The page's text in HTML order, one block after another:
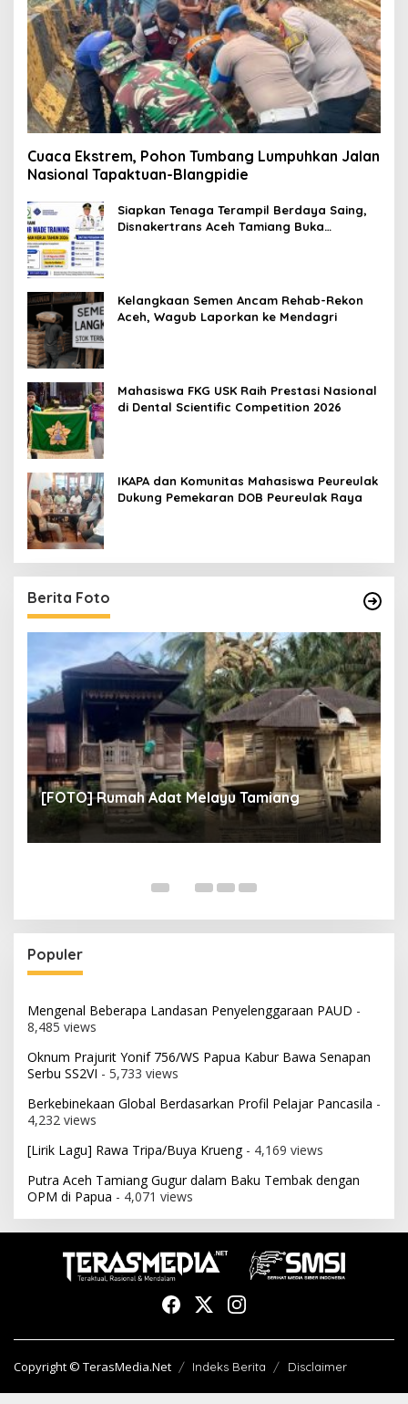
Cuaca Ekstrem, Pohon Tumbang Lumpuhkan Jalan
Nasional Tapaktuan-Blangpidie
Siapkan Tenaga Terampil Berdaya Saing,
Disnakertrans Aceh Tamiang Buka
Kelangkaan Semen Ancam Rehab-Rekon
Aceh, Wagub Laporkan ke Mendagri
Mahasiswa FKG USK Raih Prestasi Nasional
di Dental Scientific Competition 2026
IKAPA dan Komunitas Mahasiswa Peureulak
Dukung Pemekaran DOB Peureulak Raya
Berita Foto
[FOTO] Rumah Adat Melayu Tamiang
Populer
Mengenal Beberapa Landasan Penyelenggaraan PAUD -
8,485 views
Oknum Prajurit Yonif 756/WS Papua Kabur Bawa Senapan
Serbu SS2VI - 5,733 views
Berkebinekaan Global Berdasarkan Profil Pelajar Pancasila -
4,232 views
[Lirik Lagu] Rawa Tripa/Buya Krueng- 4,169 views
Putra Aceh Tamiang Gugur dalam Baku Tembak dengan
OPM di Papua - 4,071 views
Copyright © TerasMedia.Net Indeks Berita Disclaimer